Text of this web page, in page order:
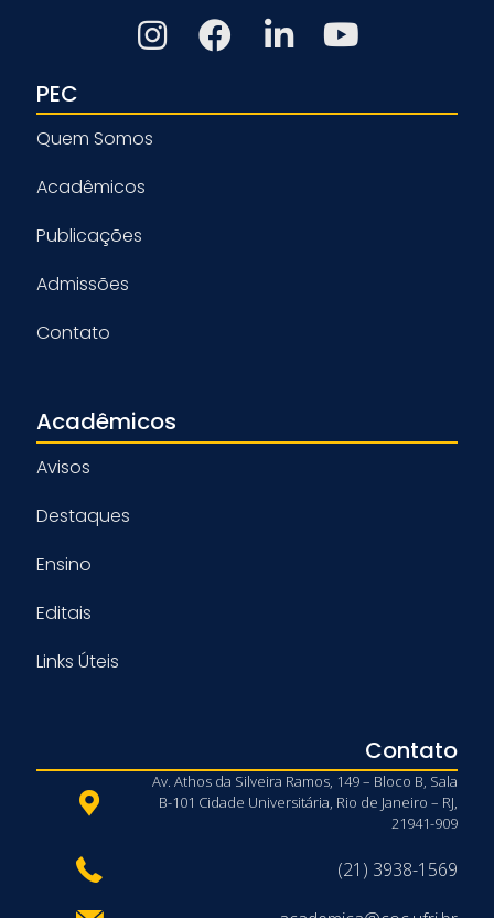
PEC
Quem Somos
Acadêmicos
Publicações
Admissões
Contato
Acadêmicos
Avisos
Destaques
Ensino
Editais
Links Úteis
Contato
Av. Athos da Silveira Ramos, 149 – Bloco B, Sala
B-101 Cidade Universitária, Rio de Janeiro – RJ,
21941-909
(21) 3938-1569